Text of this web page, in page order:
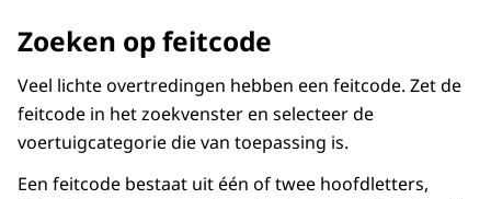
Zoeken op feitcode
Veel lichte overtredingen hebben een feitcode. Zet de
feitcode in het zoekvenster en selecteer de
voertuigcategorie die van toepassing is.
Een feitcode bestaat uit één of twee hoofdletters,